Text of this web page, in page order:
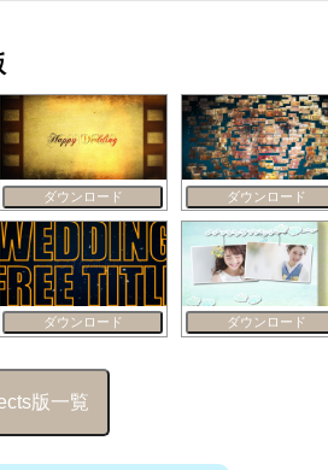
ダウンロード ダウンロード
ダウンロード ダウンロード
版一覧